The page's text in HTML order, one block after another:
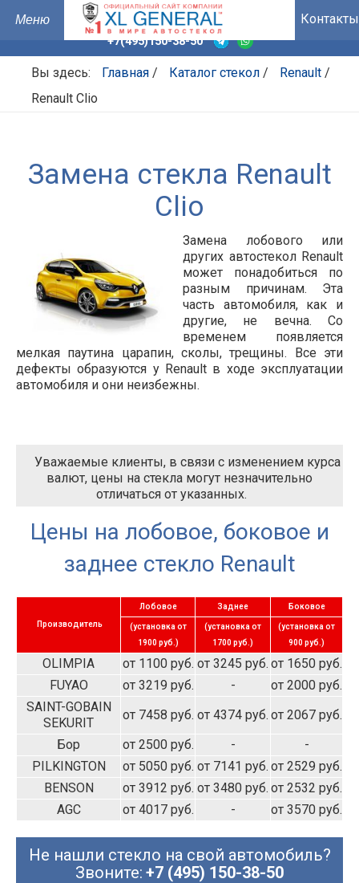
Контакты
+7(495)150-38-50
Вы здесь: Главная / Каталог стекол / Renault /
Renault Clio
Замена стекла Renault
Clio
Замена лобового или
других автостекол Renault
может понадобиться по
разным причинам. Эта
часть автомобиля, как и
другие, не вечна. Со
временем появляется
мелкая паутина царапин, сколы, трещины. Все эти
дефекты образуются у Renault в ходе эксплуатации
автомобиля и они неизбежны.
Уважаемые клиенты, в связи с изменением курса
валют, цены на стекла могут незначительно
отличаться от указанных.
Цены на лобовое, боковое и
заднее стекло Renault
Производитель
Лобовое Заднее Боковое
(установка от
1900 руб.)
(установка от
1700 руб.)
(установка от
900 руб.)
OLIMPIA от 1100 руб. от 3245 руб. от 1650 руб.
FUYAO
от 3219 руб. -
от 2000 руб.
SAINT-GOBAIN
SEKURIT
от 7458 руб. от 4374 руб. от 2067 руб.
Бор
от 2500 руб. -
-
PILKINGTON
от 5050 руб. от 7141 руб. от 2529 руб.
BENSON
от 3912 руб. от 3480 руб. от 2532 руб.
AGC
от 4017 руб. - от 3570 руб.
Не нашли стекло на свой автомобиль?
Звоните: +7 (495) 150-38-50